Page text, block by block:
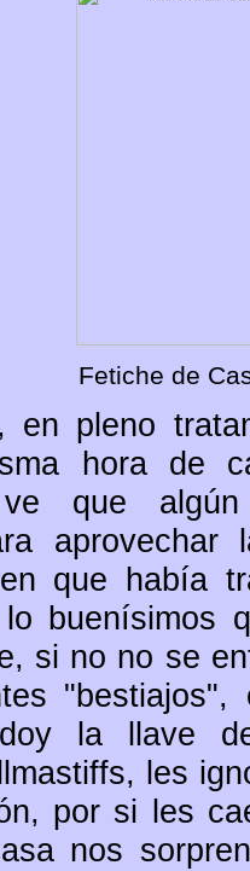
Fetiche de
en pleno
hora de
ve que
que había
lo buenísimos
si no no se
doy la llave
les
por si les
nos